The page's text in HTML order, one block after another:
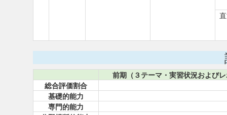
前期（３テーマ・実習状況および
総合評価割合
基礎的能力
専門的能力